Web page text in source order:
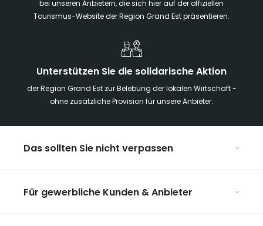
bei unseren Anbietern, die sich hier auf der offiziellen
Tourismus-Website der Region Grand Est präsentieren.
Unterstützen Sie die solidarische Aktion
der Region Grand Est zur Belebung der lokalen Wirtschaft -
ohne zusätzliche Provision für unsere Anbieter.
Das sollten Sie nicht verpassen
Die Weihnachtsmärkte im Grand Est
Ribeauvillé, zwischen Weinbergen und Bergen
Für gewerbliche Kunden & Anbieter